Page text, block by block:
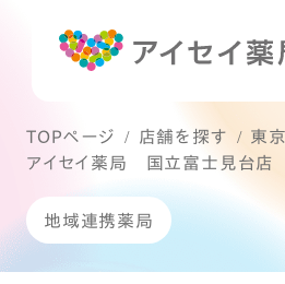
TOPページ 店舗を探す 東
アイセイ薬局 国立富士見台店
地域連携薬局